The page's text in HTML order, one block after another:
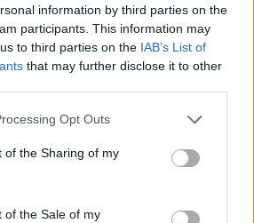
information by third parties on the
participants. This information may
to third parties on the IAB’s List of
that may further disclose it to other
Opt Outs
of the Sharing of my
of the Sale of my
met steun
het in Monterrey op tegen Marokko.
19.00 uur lokale tijd, wat neerkomt op
tijd in de nacht van maandag op